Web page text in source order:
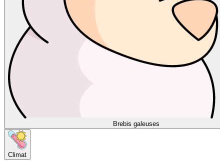
Brebis galeuses
Climat